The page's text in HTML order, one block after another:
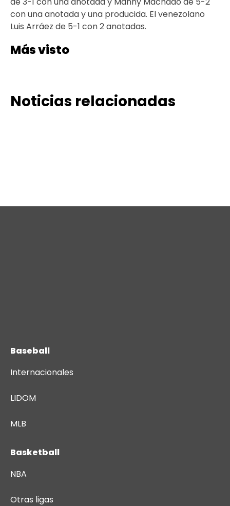
con una anotada y una producida. El venezolano
Luis Arráez de 5-1 con 2 anotadas.
Más visto
Noticias relacionadas
Baseball
Internacionales
LIDOM
MLB
Basketball
NBA
Otras ligas